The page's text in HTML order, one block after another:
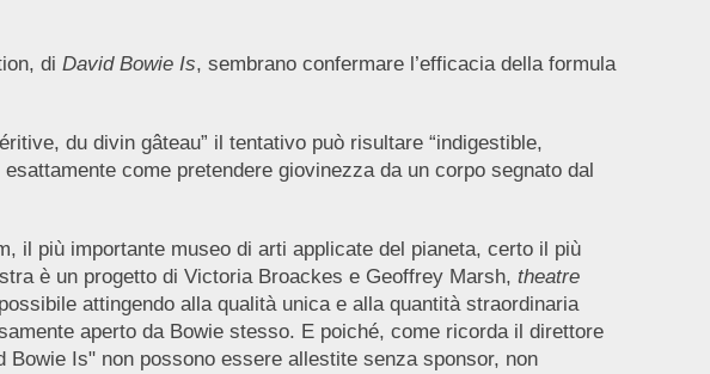
di David Bowie Is, sembrano confermare l’efficacia della formula
du divin gâteau” il tentativo può risultare “indigestible,
come pretendere giovinezza da un corpo segnato dal
il più importante museo di arti applicate del pianeta, certo il più
è un progetto di Victoria Broackes e Geoffrey Marsh,theatre
attingendo alla qualità unica e alla quantità straordinaria
aperto da Bowie stesso. E poiché, come ricorda il direttore
Is" non possono essere allestite senza sponsor, non